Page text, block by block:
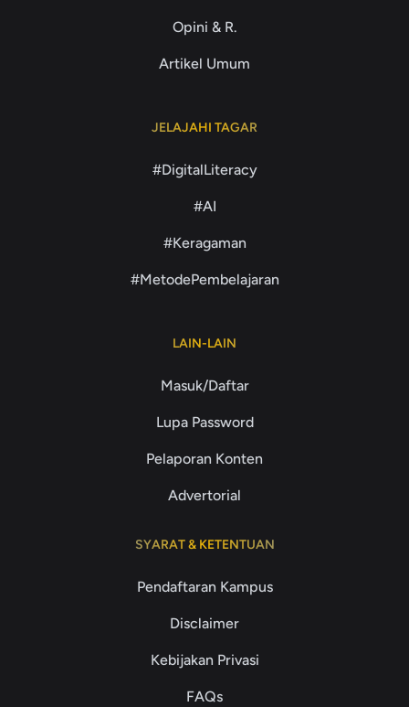
Opini & R.
Artikel Umum
JELAJAHI TAGAR
#DigitalLiteracy
#AI
#Keragaman
#MetodePembelajaran
LAIN-LAIN
Masuk/Daftar
Lupa Password
Pelaporan Konten
Advertorial
SYARAT & KETENTUAN
Pendaftaran Kampus
Disclaimer
Kebijakan Privasi
FAQs